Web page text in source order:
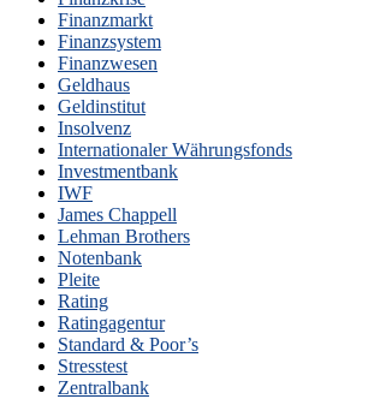
Finanzmarkt
Finanzsystem
Finanzwesen
Geldhaus
Geldinstitut
Insolvenz
Internationaler Währungsfonds
Investmentbank
IWF
James Chappell
Lehman Brothers
Notenbank
Pleite
Rating
Ratingagentur
Standard & Poor’s
Stresstest
Zentralbank